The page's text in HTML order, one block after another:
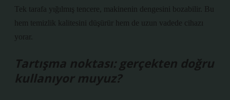
Tek tarafa yığılmış tencere, makinenin dengesini bozabilir. Bu
hem temizlik kalitesini düşürür hem de uzun vadede cihazı
yorar.
Tartışma noktası: gerçekten doğru
kullanıyor muyuz?